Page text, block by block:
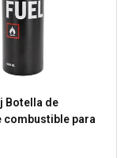
Botella de
combustible para